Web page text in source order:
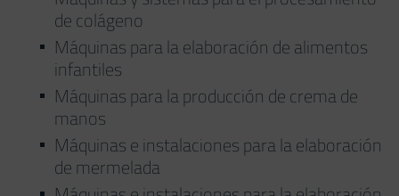
de colágeno
Máquinas para la elaboración de alimentos
infantiles
Máquinas para la producción de crema de
manos
Máquinas e instalaciones para la elaboración
de mermelada